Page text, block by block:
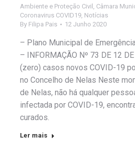
Ambiente e Proteção Civil , Câmara
Coronavirus COVID19, Notícias
By Filipa Pais 12 Junho 2020
– Plano Municipal de
– INFORMAÇÃO Nº 73 DE 12
(zero) casos novos COVID-19
no Concelho de Nelas Neste
de Nelas, não há qualquer
infectada por COVID-19,
curados.
Ler mais